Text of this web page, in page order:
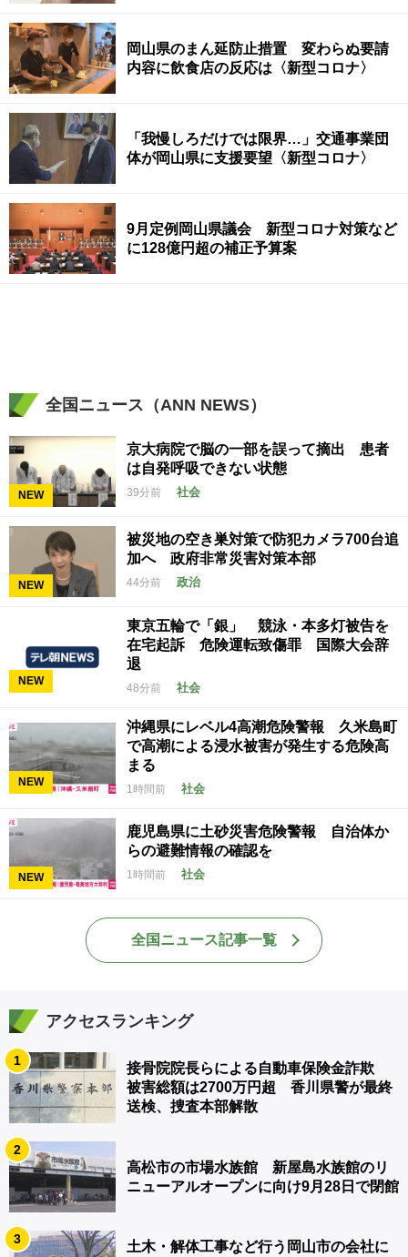
岡山県のまん延防止措置 変わらぬ要請
内容に飲食店の反応は〈新型コロナ〉
「我慢しろだけでは限界…」交通事業団
体が岡山県に支援要望〈新型コロナ〉
9月定例岡山県議会 新型コロナ対策など
に128億円超の補正予算案
全国ニュース（ANN NEWS）
NEW
京大病院で脳の一部を誤って摘出 患者
は自発呼吸できない状態
39分前 社会
NEW
被災地の空き巣対策で防犯カメラ700台追
加へ 政府非常災害対策本部
44分前 政治
NEW
東京五輪で「銀」 競泳・本多灯被告を
在宅起訴 危険運転致傷罪 国際大会辞
退
48分前 社会
NEW
沖縄県にレベル4高潮危険警報 久米島町
で高潮による浸水被害が発生する危険高
まる
1時間前 社会
NEW
鹿児島県に土砂災害危険警報 自治体か
らの避難情報の確認を
1時間前 社会
全国ニュース記事一覧
アクセスランキング
1
接骨院院長らによる自動車保険金詐欺
被害総額は2700万円超 香川県警が最終
送検、捜査本部解散
2
高松市の市場水族館 新屋島水族館のリ
ニューアルオープンに向け9月28日で閉館
3
土木・解体工事など行う岡山市の会社に